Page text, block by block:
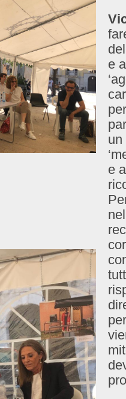
e
un
e